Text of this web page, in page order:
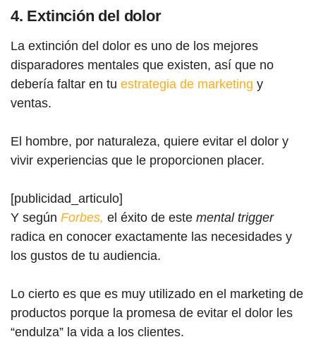
4. Extinción del dolor
La extinción del dolor es uno de los mejores
disparadores mentales que existen, así que no
debería faltar en tu estrategia de marketing y
ventas.
El hombre, por naturaleza, quiere evitar el dolor y
vivir experiencias que le proporcionen placer.
[publicidad_articulo]
Y según Forbes, el éxito de este mental trigger
radica en conocer exactamente las necesidades y
los gustos de tu audiencia.
Lo cierto es que es muy utilizado en el marketing de
productos porque la promesa de evitar el dolor les
“endulza” la vida a los clientes.